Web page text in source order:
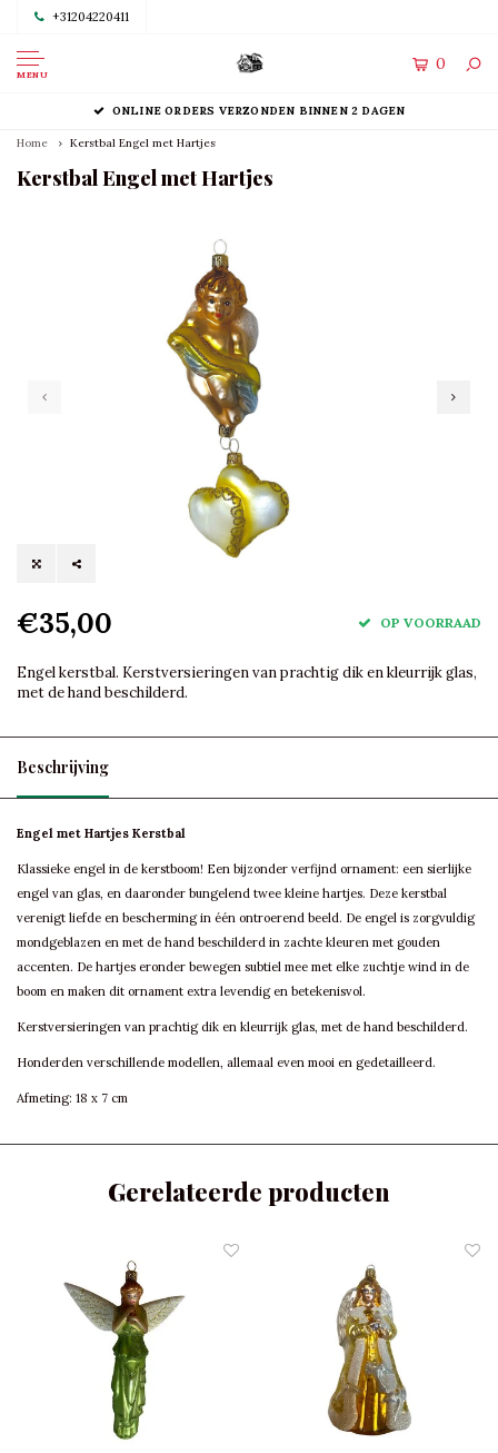
+31204220411
MENU
0
ONLINE ORDERS VERZONDEN BINNEN 2 DAGEN
Home Kerstbal Engel met Hartjes
Kerstbal Engel met Hartjes
€35,00 OP VOORRAAD
Engel kerstbal. Kerstversieringen van prachtig dik en kleurrijk glas,
met de hand beschilderd.
Beschrijving
Engel met Hartjes Kerstbal
Klassieke engel in de kerstboom! Een bijzonder verfijnd ornament: een sierlijke
engel van glas, en daaronder bungelend twee kleine hartjes. Deze kerstbal
verenigt liefde en bescherming in één ontroerend beeld. De engel is zorgvuldig
mondgeblazen en met de hand beschilderd in zachte kleuren met gouden
accenten. De hartjes eronder bewegen subtiel mee met elke zuchtje wind in de
boom en maken dit ornament extra levendig en betekenisvol.
Kerstversieringen van prachtig dik en kleurrijk glas, met de hand beschilderd.
Honderden verschillende modellen, allemaal even mooi en gedetailleerd.
Afmeting: 18 x 7 cm
Gerelateerde producten